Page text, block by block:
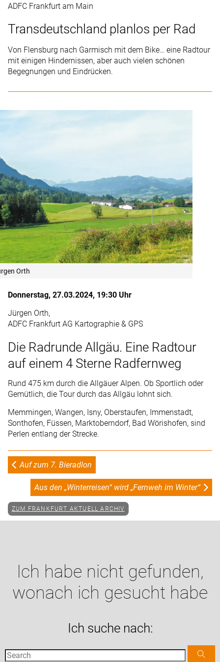
ADFC Frankfurt am Main
Transdeutschland planlos per Rad
Von Flensburg nach Garmisch mit dem Bike… eine Radtour
mit einigen Hindernissen, aber auch vielen schönen
Begegnungen und Eindrücken.
Orth
Donnerstag, 27.03.2024, 19:30 Uhr
Jürgen Orth,
ADFC Frankfurt AG Kartographie & GPS
Die Radrunde Allgäu. Eine Radtour
auf einem 4 Sterne Radfernweg
Rund 475 km durch die Allgäuer Alpen. Ob Sportlich oder
Gemütlich, die Tour durch das Allgäu lohnt sich.
Memmingen, Wangen, Isny, Oberstaufen, Immenstadt,
Sonthofen, Füssen, Marktoberndorf, Bad Wörishofen, sind
Perlen entlang der Strecke.
Auf zum 7. Bieradlon
Aus den „Winterreisen“ wird „Fernweh im Winterׅ“
ZUM FRANKFURT AKTUELL ARCHIV
Ich habe nicht gefunden,
wonach ich gesucht habe
Ich suche nach: